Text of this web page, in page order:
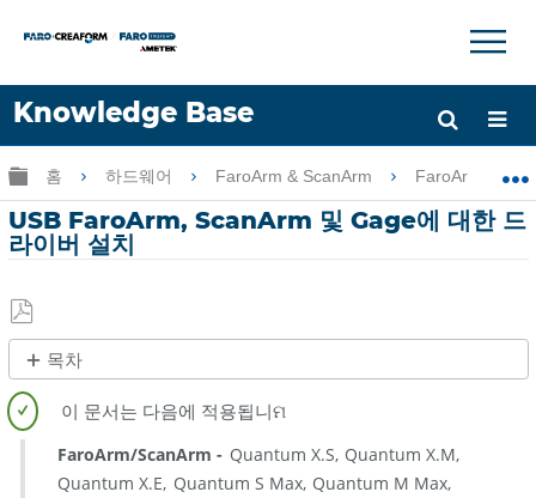
Knowledge Base
언어
도움 받기 로그인
×
글로벌 계층 확장/축소
홈 하드웨어 FaroArm & ScanArm FaroArm &
USB FaroArm, ScanArm 및 Gage에 대한 드
라이버 설치
PDF
로
저
장
목차
Windows
10
FaroArm/ScanArm Quantum X.S Quantum X.M
Quantum X.E Quantum S Max Quantum M Max